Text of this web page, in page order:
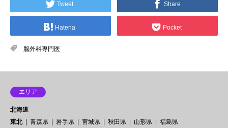
Tweet Share
Hatena Pocket
脳外科専門医
エリア
北海道
東北
青森県 岩手県 宮城県 秋田県 山形県
福島県